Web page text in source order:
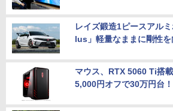
レイズ鍛造1ピースアル
lus」軽量なままに剛性を
マウス、RTX 5060 Ti搭
5,000円オフで30万円台！